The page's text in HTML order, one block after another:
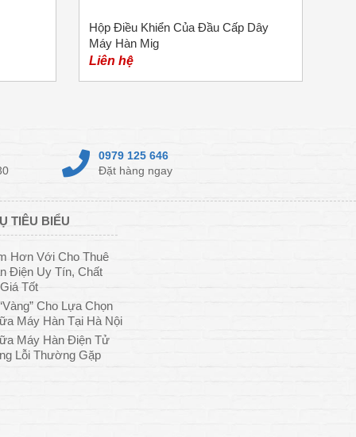
Hộp Điều Khiển Của Đầu Cấp Dây
Máy Hàn Mig
Liên hệ
0979 125 646
Đặt hàng ngay
TIÊU BIỂU
Hơn Với Cho Thuê
Điện Uy Tín, Chất
Tốt
Cho Lựa Chọn
Máy Hàn Tại Hà Nội
Máy Hàn Điện Tử
Lỗi Thường Gặp